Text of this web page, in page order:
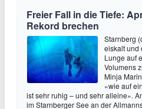
Freier Fall in die Tiefe:
Rekord brechen
Starnberg
eiskalt und
Lunge auf
Volumens
Minja
«wie auf
ist sehr ruhig – und sehr alleine».
im Starnberger See an der